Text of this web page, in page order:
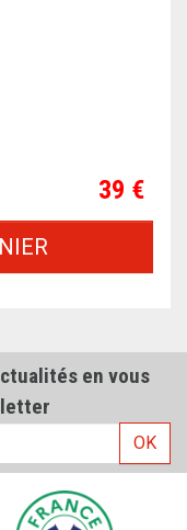
Prix
39 €
en vous
OK